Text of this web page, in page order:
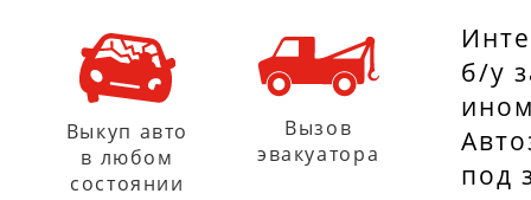
KING
CR4006AM05
KING
RENAULT
7701462879
б/у
под
Выкуп авто
в любом
состоянии
Вызов
эвакуатора